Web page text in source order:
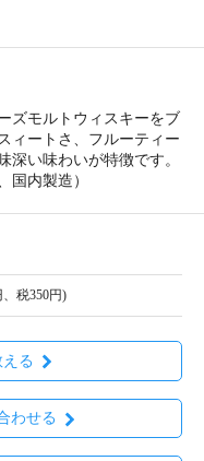
ズモルトウィスキーをブ
ィートさ、フルーティー
深い味わいが特徴です。
国内製造）
、税350円)
る
わせる